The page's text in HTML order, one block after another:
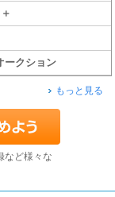
ークション
もっと見る
など様々な